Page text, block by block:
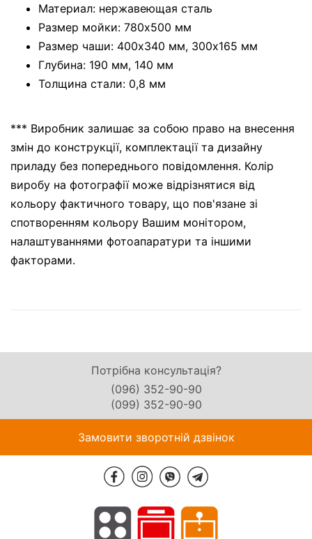
Материал: нержавеющая сталь
Размер мойки: 780х500 мм
Размер чаши: 400х340 мм, 300х165 мм
Глубина: 190 мм, 140 мм
Толщина стали: 0,8 мм
*** Виробник залишає за собою право на внесення
змін до конструкції, комплектації та дизайну
приладу без попереднього повідомлення. Колір
виробу на фотографії може відрізнятися від
кольору фактичного товару, що пов'язане зі
спотворенням кольору Вашим монітором,
налаштуваннями фотоапаратури та іншими
факторами.
Потрібна консультація?
(096) 352-90-90
(099) 352-90-90
Замовити зворотній дзвінок